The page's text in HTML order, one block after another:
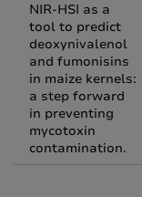
NIR-HSI as a
tool to predict
deoxynivalenol
and fumonisins
in maize kernels:
a step forward
in preventing
mycotoxin
contamination.